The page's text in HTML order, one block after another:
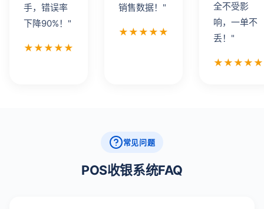
手，错误率
下降90%！"
★★★★★
销售数据！"
★★★★★
全不受影
响，一单不
丢！"
★★★★★
常见问题
POS收银系统FAQ